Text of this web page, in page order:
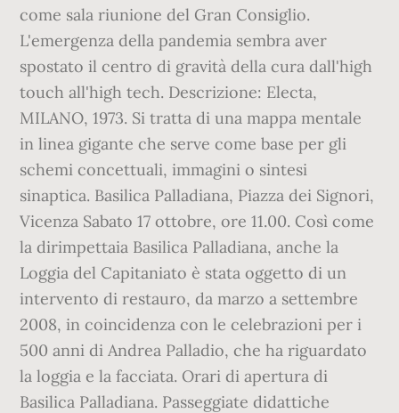
come sala riunione del Gran Consiglio.
L'emergenza della pandemia sembra aver
spostato il centro di gravità della cura dall'high
touch all'high tech. Descrizione: Electa,
MILANO, 1973. Si tratta di una mappa mentale
in linea gigante che serve come base per gli
schemi concettuali, immagini o sintesi
sinaptica. Basilica Palladiana, Piazza dei Signori,
Vicenza Sabato 17 ottobre, ore 11.00. Così come
la dirimpettaia Basilica Palladiana, anche la
Loggia del Capitaniato è stata oggetto di un
intervento di restauro, da marzo a settembre
2008, in coincidenza con le celebrazioni per i
500 anni di Andrea Palladio, che ha riguardato
la loggia e la facciata. Orari di apertura di
Basilica Palladiana. Passeggiate didattiche